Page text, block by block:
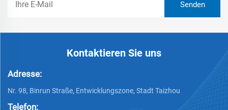
Kontaktieren Sie uns
Adresse:
Nr. 98, Binrun Straße, Entwicklungszone, Stadt Taizhou
Telefon: